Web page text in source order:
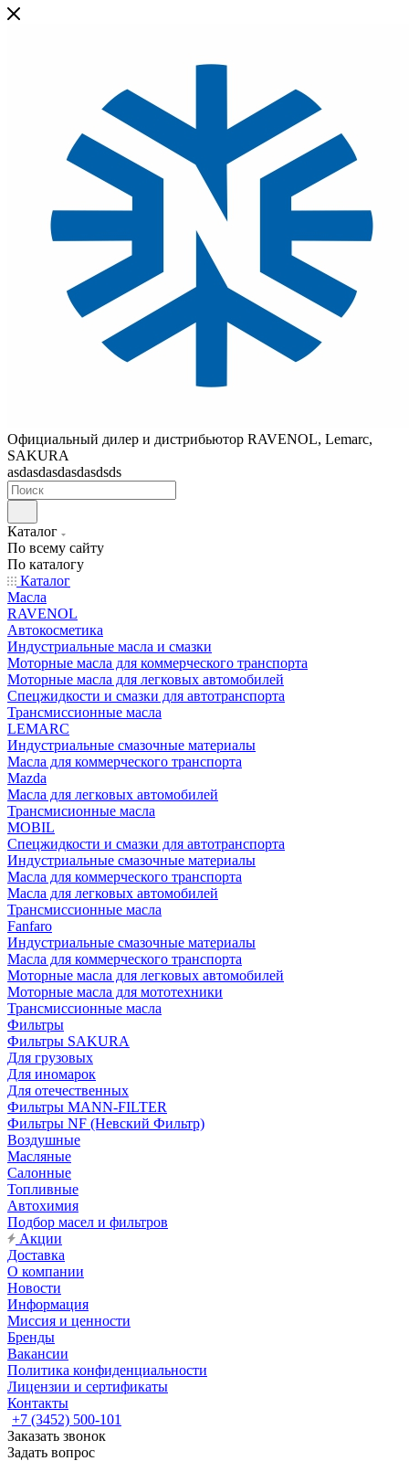
Официальный дилер и дистрибьютор RAVENOL, Lemarc,
SAKURA
asdasdasdasdasdsds
Каталог
По всему сайту
По каталогу
Каталог
Масла
RAVENOL
Автокосметика
Индустриальные масла и смазки
Моторные масла для коммерческого транспорта
Моторные масла для легковых автомобилей
Спецжидкости и смазки для автотранспорта
Трансмиссионные масла
LEMARC
Индустриальные смазочные материалы
Масла для коммерческого транспорта
Mazda
Масла для легковых автомобилей
Трансмисионные масла
MOBIL
Cпецжидкости и смазки для автотранспорта
Индустриальные смазочные материалы
Масла для коммерческого транспорта
Масла для легковых автомобилей
Трансмиссионные масла
Fanfaro
Индустриальные смазочные материалы
Масла для коммерческого транспорта
Моторные масла для легковых автомобилей
Моторные масла для мототехники
Трансмиссионные масла
Фильтры
Фильтры SAKURA
Для грузовых
Для иномарок
Для отечественных
Фильтры MANN-FILTER
Фильтры NF (Невский Фильтр)
Воздушные
Масляные
Салонные
Топливные
Автохимия
Подбор масел и фильтров
Акции
Доставка
О компании
Новости
Информация
Миссия и ценности
Бренды
Вакансии
Политика конфиденциальности
Лицензии и сертификаты
Контакты
+7 (3452) 500-101
Заказать звонок
Задать вопрос